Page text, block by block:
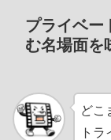
プライベー
む名場面を
どこ
ト